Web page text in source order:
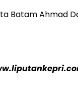
Batam Ahmad